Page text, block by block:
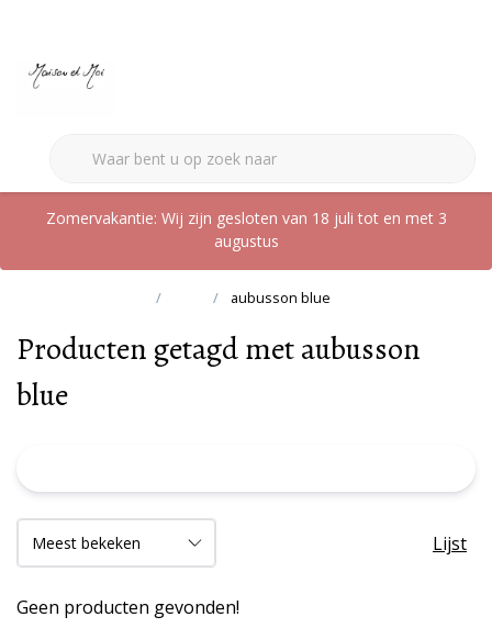
Zomervakantie: Wij zijn gesloten van 18 juli tot en met 3
augustus
aubusson blue
Producten getagd met aubusson
blue
Lijst
Geen producten gevonden!